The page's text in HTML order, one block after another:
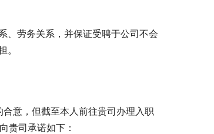
、劳务关系，并保证受聘于公司不会
意，但截至本人前往贵司办理入职
贵司承诺如下：